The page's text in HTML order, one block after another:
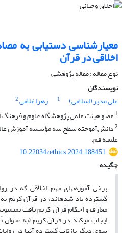
معیارشناسی دستیابی به
اخلاقی در قرآن
نوع مقاله : مقاله پژوهشی
نویسندگان
علی مدبر (اسلامی)
1 زهرا غلامی2
1عضو هیئت علمی پژوهشگاه علوم و فرهنگ
2دانش‌آموخته سطح سه مؤسسه آموزش
علمیه قم.
10.22034/ethics.2024.188451
چکیده
برخی آموزه­های مهم اخلاقی که در
گسترده یاد شده­اند، در قرآن کریم
معارف و احکام قرآن کریم یافت
ایجاب می­کند در قرآن کریم (به عنوان